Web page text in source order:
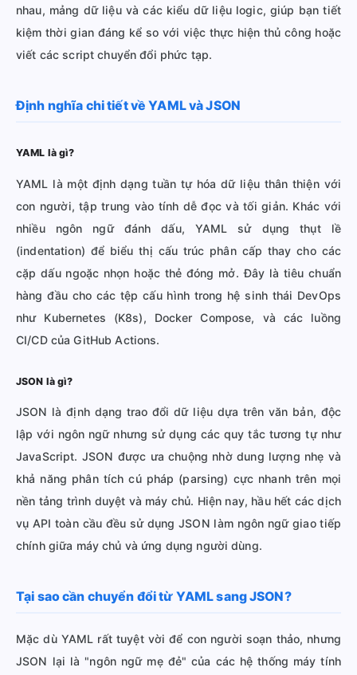
nhau, mảng dữ liệu và các kiểu dữ liệu logic, giúp bạn tiết
kiệm thời gian đáng kể so với việc thực hiện thủ công hoặc
viết các script chuyển đổi phức tạp.
Định nghĩa chi tiết về YAML và JSON
YAML là gì?
YAML là một định dạng tuần tự hóa dữ liệu thân thiện với
con người, tập trung vào tính dễ đọc và tối giản. Khác với
nhiều ngôn ngữ đánh dấu, YAML sử dụng thụt lề
(indentation) để biểu thị cấu trúc phân cấp thay cho các
cặp dấu ngoặc nhọn hoặc thẻ đóng mở. Đây là tiêu chuẩn
hàng đầu cho các tệp cấu hình trong hệ sinh thái DevOps
như Kubernetes (K8s), Docker Compose, và các luồng
CI/CD của GitHub Actions.
JSON là gì?
JSON là định dạng trao đổi dữ liệu dựa trên văn bản, độc
lập với ngôn ngữ nhưng sử dụng các quy tắc tương tự như
JavaScript. JSON được ưa chuộng nhờ dung lượng nhẹ và
khả năng phân tích cú pháp (parsing) cực nhanh trên mọi
nền tảng trình duyệt và máy chủ. Hiện nay, hầu hết các dịch
vụ API toàn cầu đều sử dụng JSON làm ngôn ngữ giao tiếp
chính giữa máy chủ và ứng dụng người dùng.
Tại sao cần chuyển đổi từ YAML sang JSON?
Mặc dù YAML rất tuyệt vời để con người soạn thảo, nhưng
JSON lại là "ngôn ngữ mẹ đẻ" của các hệ thống máy tính